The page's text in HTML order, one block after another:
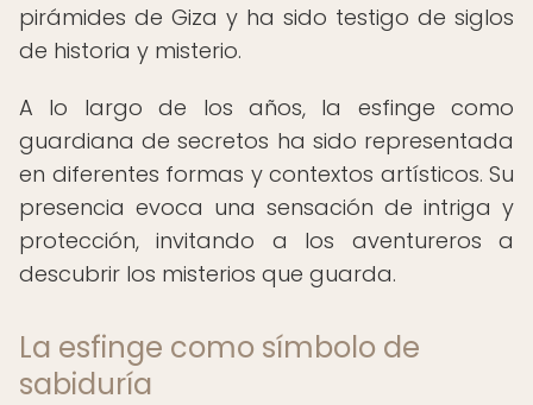
pirámides de Giza y ha sido testigo de siglos
de historia y misterio.
A lo largo de los años, la esfinge como
guardiana de secretos ha sido representada
en diferentes formas y contextos artísticos. Su
presencia evoca una sensación de intriga y
protección, invitando a los aventureros a
descubrir los misterios que guarda.
La esfinge como símbolo de
sabiduría